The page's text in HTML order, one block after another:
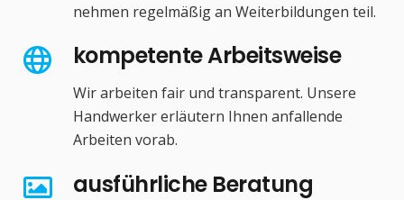
nehmen regelmäßig an Weiterbildungen teil.
kompetente Arbeitsweise
Wir arbeiten fair und transparent. Unsere
Handwerker erläutern Ihnen anfallende
Arbeiten vorab.
ausführliche Beratung